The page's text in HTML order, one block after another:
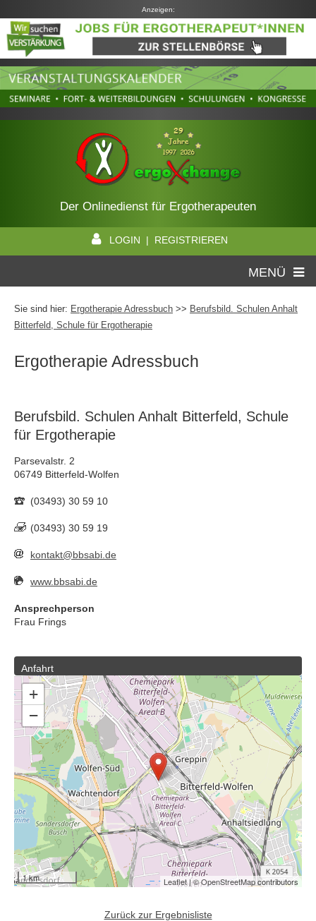
Anzeigen:
Der Onlinedienst für Ergotherapeuten
LOGIN | REGISTRIEREN
MENÜ
Sie sind hier: Ergotherapie Adressbuch >> Berufsbild. Schulen Anhalt
Bitterfeld, Schule für Ergotherapie
Ergotherapie Adressbuch
Berufsbild. Schulen Anhalt Bitterfeld, Schule
für Ergotherapie
Parsevalstr. 2
06749 Bitterfeld-Wolfen
(03493) 30 59 10
(03493) 30 59 19
kontakt@bbsabi.de
www.bbsabi.de
Ansprechperson
Frau Frings
Anfahrt
+
−
1 km Leaflet| ©OpenStreetMapcontributors
Zurück zur Ergebnisliste